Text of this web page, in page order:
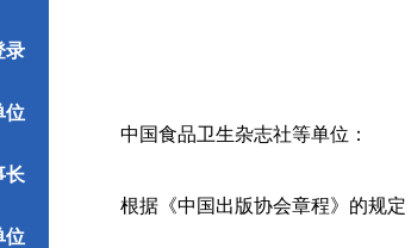
录
位
长
位
中国食品卫生杂志社等单位：
根据《中国出版协会章程》的规